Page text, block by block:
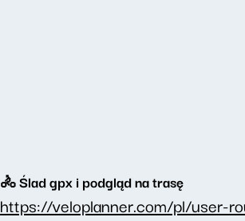
🚴 Ślad gpx i podgląd na trasę
https://veloplanner.com/pl/user-